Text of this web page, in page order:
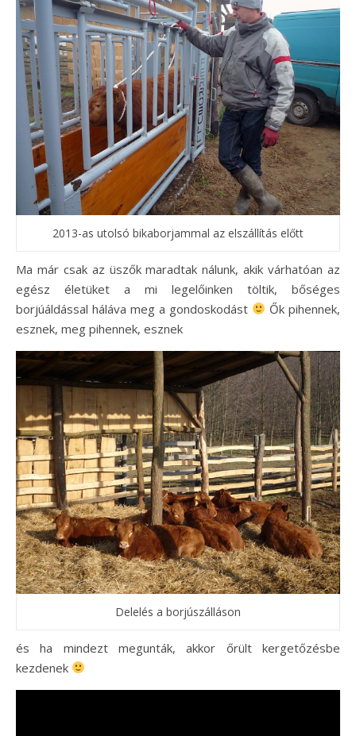
2013-as utolsó bikaborjammal az elszállítás előtt
Ma már csak az üszők maradtak nálunk, akik várhatóan az
egész életüket a mi legelőinken töltik, bőséges
borjúáldással háláva meg a gondoskodást
Ők pihennek,
esznek, meg pihennek, esznek
Delelés a borjúszálláson
és ha mindezt megunták, akkor őrült kergetőzésbe
kezdenek